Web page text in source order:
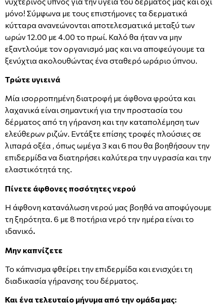
μόνο! Σύμφωνα με τους επιστήμονες τα δερματικά
κύτταρα ανανεώνονται αποτελεσματικά μεταξύ των
ωρών 12.00 με 4.00 το πρωί. Καλό θα ήταν να μην
εξαντλούμε τον οργανισμό μας και να αποφεύγουμε τα
ξενύχτια ακολουθώντας ένα σταθερό ωράριο ύπνου.
Τρώτε υγιεινά
Μία ισορροπημένη διατροφή με άφθονα φρούτα και
λαχανικά είναι σημαντική για την προστασία του
δέρματος από τη γήρανση και την καταπολέμηση των
ελεύθερων ριζών. Εντάξτε επίσης τροφές πλούσιες σε
λιπαρά οξέα , όπως ωμέγα 3 και 6 που θα βοηθήσουν την
επιδερμίδα να διατηρήσει καλύτερα την υγρασία και την
ελαστικότητά της.
Πίνετε άφθονες ποσότητες νερού
Η άφθονη κατανάλωση νερού μας βοηθά να αποφύγουμε
τη ξηρότητα. 6 με 8 ποτήρια νερό την ημέρα είναι το
ιδανικό.
Μην καπνίζετε
Το κάπνισμα φθείρει την επιδερμίδα και ενισχύει τη
διαδικασία γήρανσης του δέρματος.
Και ένα τελευταίο μήνυμα από την ομάδα μας: